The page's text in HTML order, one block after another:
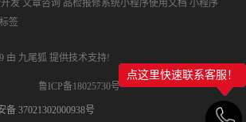
点这里快速联系客服！
发 文章咨询 品检报修系统小程序使用文档 小程序
标签
由 九尾狐提供技术支持!
鲁ICP备18025730号
备 37021302000938号